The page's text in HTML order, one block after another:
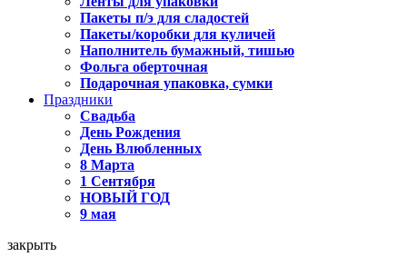
Пакеты п/э для сладостей
Пакеты/коробки для куличей
Наполнитель бумажный, тишью
Фольга оберточная
Подарочная упаковка, сумки
Праздники
Свадьба
День Рождения
День Влюбленных
8 Марта
1 Сентября
НОВЫЙ ГОД
9 мая
закрыть